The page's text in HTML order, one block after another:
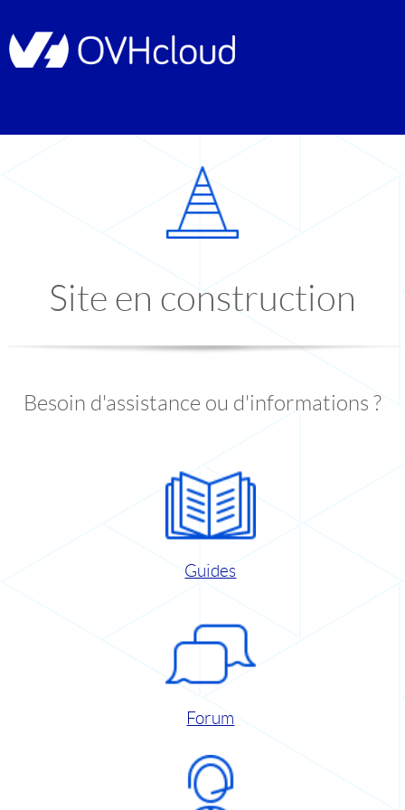
Site en construction
Besoin d'assistance ou d'informations ?
Guides
Forum